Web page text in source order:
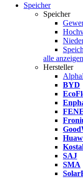
Speicher
Speicher
alle anzeigen
Hersteller
BYD
SAJ
SMA